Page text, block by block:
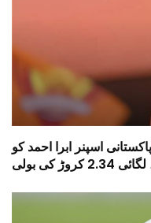
اسپنر ابرا احمد کو
کروڑ کی بولی